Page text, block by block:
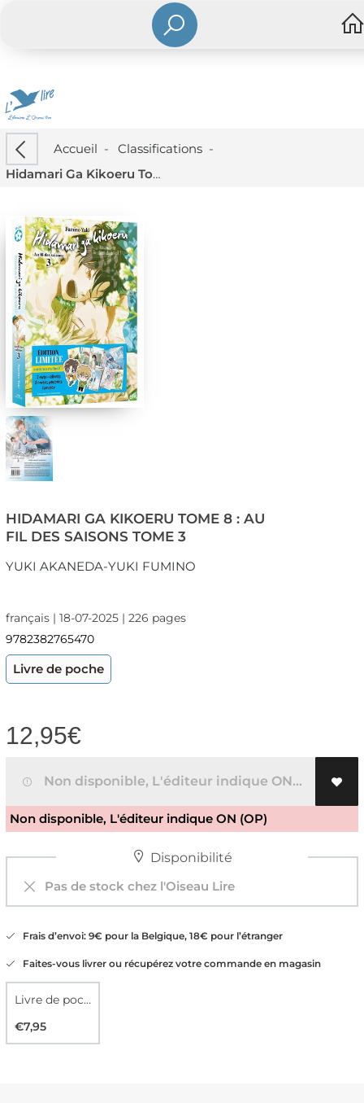
Accueil - Classifications-
Hidamari Ga Kikoeru Tome 8 : Au Fil Des Saisons Tome 3
HIDAMARI GA KIKOERU TOME 8 : AU
FIL DES SAISONS TOME 3
YUKI AKANEDA-YUKI FUMINO
français | 18-07-2025 | 226 pages
9782382765470
Livre de poche
12,95€
Non disponible, L'éditeur indique ON (OP)
Non disponible, L'éditeur indique ON (OP)
Disponibilité
Pas de stock chez l'Oiseau Lire
Frais d’envoi: 9€ pour la Belgique, 18€ pour l’étranger
Faites-vous livrer ou récupérez votre commande en magasin
Livre de poche
€7,95